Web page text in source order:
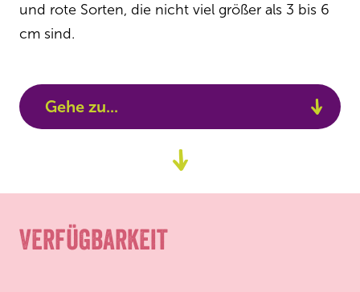
und rote Sorten, die nicht viel größer als 3 bis 6
cm sind.
Gehe zu...
Verpackung
Verfügbarkeit